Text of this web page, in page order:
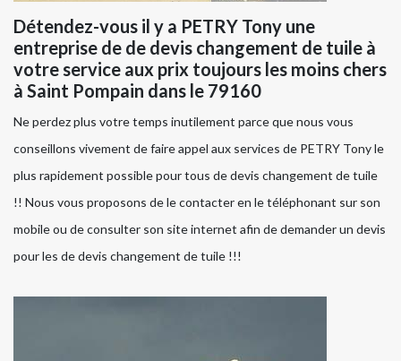
Détendez-vous il y a PETRY Tony une
entreprise de de devis changement de tuile à
votre service aux prix toujours les moins chers
à Saint Pompain dans le 79160
Ne perdez plus votre temps inutilement parce que nous vous
conseillons vivement de faire appel aux services de PETRY Tony le
plus rapidement possible pour tous de devis changement de tuile
!! Nous vous proposons de le contacter en le téléphonant sur son
mobile ou de consulter son site internet afin de demander un devis
pour les de devis changement de tuile !!!